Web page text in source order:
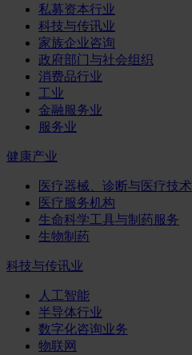
私募资本行业
科技与传讯业
家族企业咨询
政府部门与社会组织
消费品行业
工业
金融服务业
服务业
健康产业
医疗器械、诊断与医疗技术
医疗服务机构
生命科学工具与制药服务
生物制药
科技与传讯业
人工智能
半导体行业
数字化咨询业务
物联网